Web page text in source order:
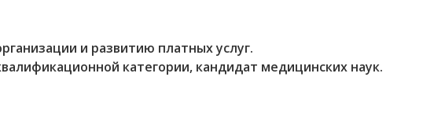
и развитию платных услуг.
категории, кандидат медицинских наук.